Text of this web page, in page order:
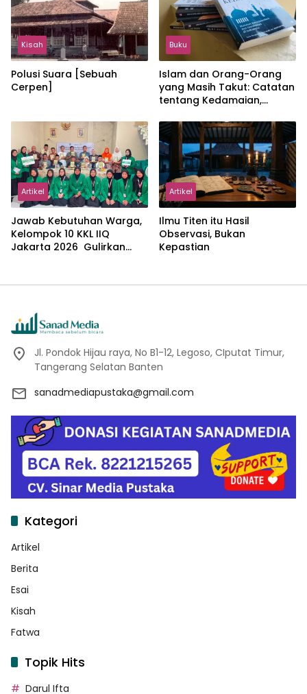
Kisah
Polusi Suara [Sebuah
Cerpen]
Buku
Islam dan Orang-Orang
yang Masih Takut: Catatan
tentang Kedamaian,
dalam Pemikiran Masykuri
Abdillah
Artikel
Jawab Kebutuhan Warga,
Kelompok 10 KKL IIQ
Jakarta 2026 Gulirkan
Artikel
Ilmu Titen itu Hasil
Observasi, Bukan
Kepastian
Jl. Pondok Hijau raya, No B1-12, Legoso, CIputat Timur,
Tangerang Selatan Banten
sanadmediapustaka@gmail.com
Kategori
Artikel
Berita
Esai
Kisah
Fatwa
Topik Hits
Darul Ifta